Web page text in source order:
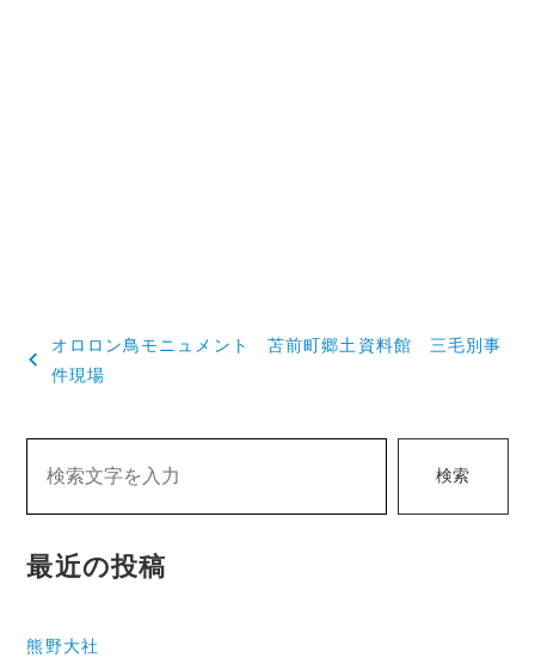
稿
ビ
ゲ
ー
ョ
オロロン鳥モニュメント 苫前町郷土資料館 三毛別事
件現場
検索
最近の投稿
熊野大社